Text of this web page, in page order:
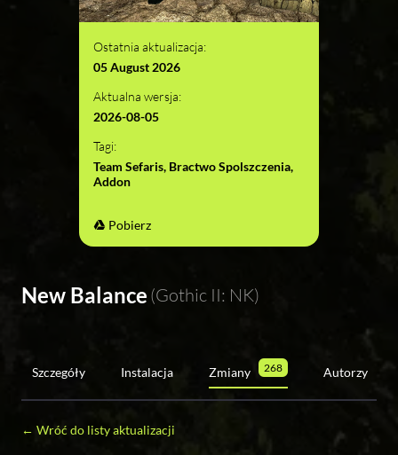
Ostatnia aktualizacja:
05 August 2026
Aktualna wersja:
2026-08-05
Tagi:
Team Sefaris, Bractwo Spolszczenia,
Addon
Pobierz
New Balance (Gothic II: NK)
Szczegóły Instalacja Zmiany 268 Autorzy
← Wróć do listy aktualizacji